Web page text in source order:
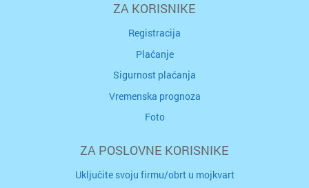
ZA KORISNIKE
Registracija
Plaćanje
Sigurnost plaćanja
Vremenska prognoza
Foto
ZA POSLOVNE KORISNIKE
Uključite svoju firmu/obrt u mojkvart